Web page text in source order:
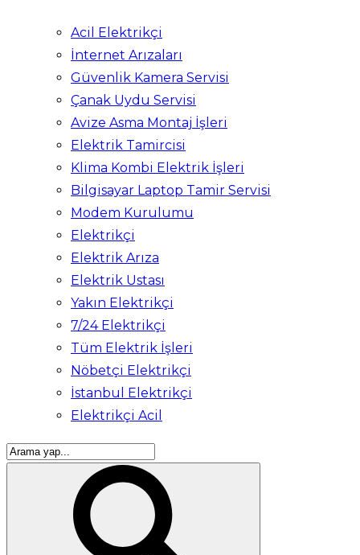
Acil Elektrikçi
İnternet Arızaları
Güvenlik Kamera Servisi
Çanak Uydu Servisi
Avize Asma Montaj İşleri
Elektrik Tamircisi
Klima Kombi Elektrik İşleri
Bilgisayar Laptop Tamir Servisi
Modem Kurulumu
Elektrikçi
Elektrik Arıza
Elektrik Ustası
Yakın Elektrikçi
7/24 Elektrikçi
Tüm Elektrik İşleri
Nöbetçi Elektrikçi
İstanbul Elektrikçi
Elektrikçi Acil